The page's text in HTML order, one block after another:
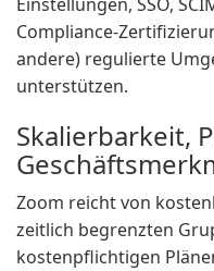
Compliance-
andere) regulierte
unterstützen.
Skalierbarkeit,
Zoom reicht von
zeitlich begrenzten
kostenpflichtigen